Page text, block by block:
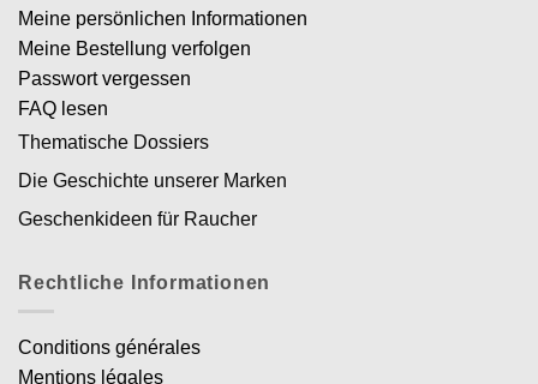
Meine persönlichen Informationen
Meine Bestellung verfolgen
Passwort vergessen
FAQ lesen
Thematische Dossiers
Die Geschichte unserer Marken
Geschenkideen für Raucher
Rechtliche Informationen
Conditions générales
Mentions légales